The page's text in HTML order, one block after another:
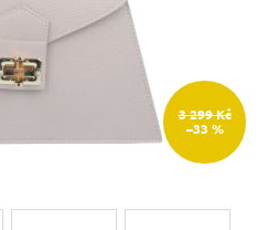
3 299 Kč
–33 %